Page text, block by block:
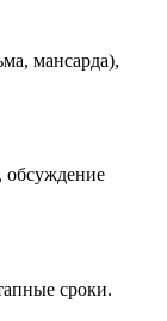
мансарда),
обсуждение
сроки.